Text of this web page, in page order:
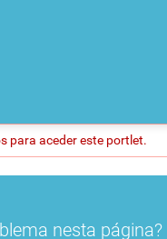
para aceder este portlet.
nesta página?